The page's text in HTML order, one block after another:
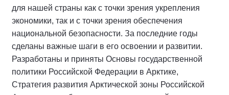
для нашей страны как с точки зрения укрепления
экономики, так и с точки зрения обеспечения
национальной безопасности. За последние годы
сделаны важные шаги в его освоении и развитии.
Разработаны и приняты Основы государственной
политики Российской Федерации в Арктике,
Стратегия развития Арктической зоны Российской